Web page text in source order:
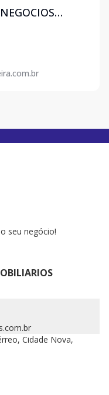
seu negócio!
Cidade Nova,